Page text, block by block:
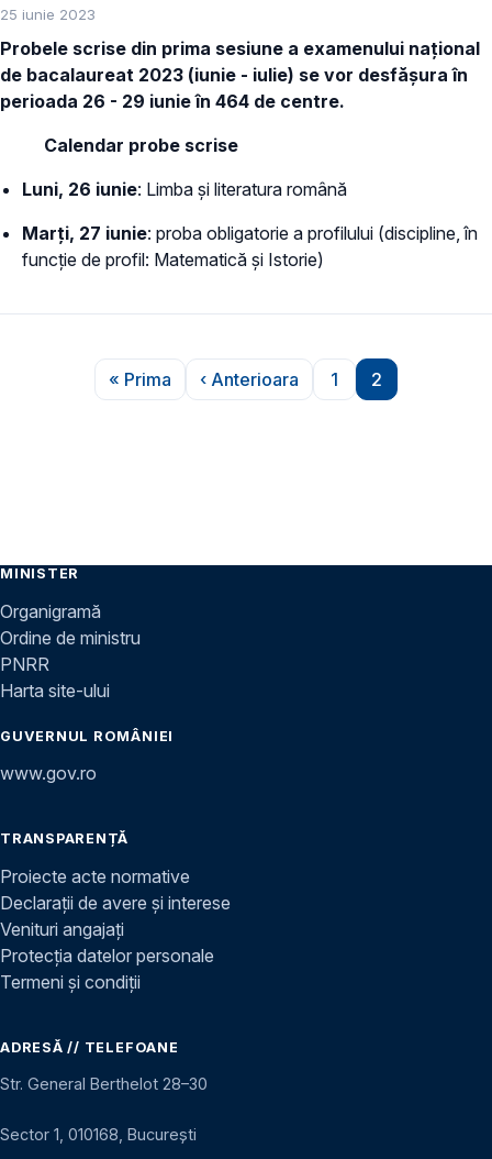
25 iunie 2023
Probele scrise din prima sesiune a examenului național
de bacalaureat 2023 (iunie - iulie) se vor desfășura în
perioada 26 - 29 iunie în 464 de centre.
Calendar probe scrise
Luni, 26 iunie: Limba și literatura română
Marți, 27 iunie: proba obligatorie a profilului (discipline, în
funcție de profil: Matematică și Istorie)
Prima pagină
« Prima
Pagina anterioară
‹ Anterioara
Pagina
1
Pagina
2
MINISTER
Organigramă
Ordine de ministru
PNRR
Harta site-ului
GUVERNUL ROMÂNIEI
www.gov.ro
TRANSPARENȚĂ
Proiecte acte normative
Declarații de avere și interese
Venituri angajați
Protecția datelor personale
Termeni și condiții
ADRESĂ // TELEFOANE
Str. General Berthelot 28–30
Sector 1, 010168, București